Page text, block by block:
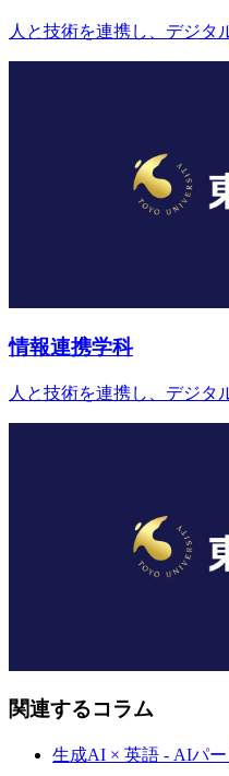
人と技術を連携し、デジタ
情報連携学科
人と技術を連携し、デジタ
関連するコラム
生成AI × 英語 - AIパ